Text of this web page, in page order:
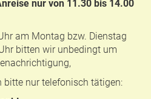
von 11.30 bis 14.00
am Montag bzw. Dienstag
bitten wir unbedingt um
bitte nur telefonisch tätigen: